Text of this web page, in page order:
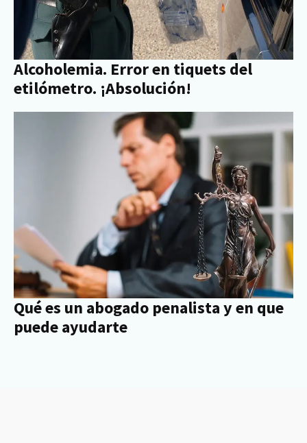
Alcoholemia. Error en tiquets del
etilómetro. ¡Absolución!
Qué es un abogado penalista y en que
puede ayudarte